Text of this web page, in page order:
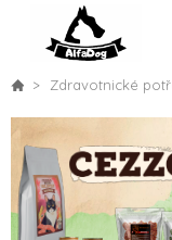
Zdravotnické